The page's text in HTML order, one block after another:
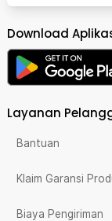
Download
Layanan
Bantuan
Klaim Garansi
Biaya Pengiriman